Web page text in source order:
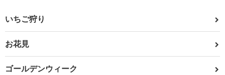
いちご狩り
お花見
ゴールデンウィーク